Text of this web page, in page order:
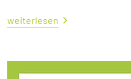
weiterlesen